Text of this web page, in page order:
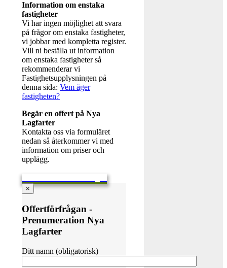
Information om enstaka
fastigheter
Vi har ingen möjlighet att svara
på frågor om enstaka fastigheter,
vi jobbar med kompletta register.
Vill ni beställa ut information
om enstaka fastigheter så
rekommenderar vi
Fastighetsupplysningen på
denna sida: Vem äger
fastigheten?
Begär en offert på Nya
Lagfarter
Kontakta oss via formuläret
nedan så återkommer vi med
information om priser och
upplägg.
×
Offertförfrågan -
Prenumeration Nya
Lagfarter
Ditt namn (obligatorisk)